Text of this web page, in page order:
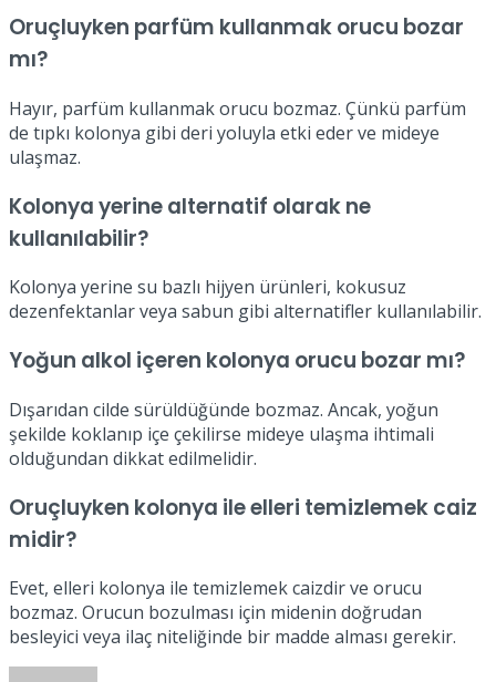
Oruçluyken parfüm kullanmak orucu bozar
mı?
Hayır, parfüm kullanmak orucu bozmaz. Çünkü parfüm
de tıpkı kolonya gibi deri yoluyla etki eder ve mideye
ulaşmaz.
Kolonya yerine alternatif olarak ne
kullanılabilir?
Kolonya yerine su bazlı hijyen ürünleri, kokusuz
dezenfektanlar veya sabun gibi alternatifler kullanılabilir.
Yoğun alkol içeren kolonya orucu bozar mı?
Dışarıdan cilde sürüldüğünde bozmaz. Ancak, yoğun
şekilde koklanıp içe çekilirse mideye ulaşma ihtimali
olduğundan dikkat edilmelidir.
Oruçluyken kolonya ile elleri temizlemek caiz
midir?
Evet, elleri kolonya ile temizlemek caizdir ve orucu
bozmaz. Orucun bozulması için midenin doğrudan
besleyici veya ilaç niteliğinde bir madde alması gerekir.